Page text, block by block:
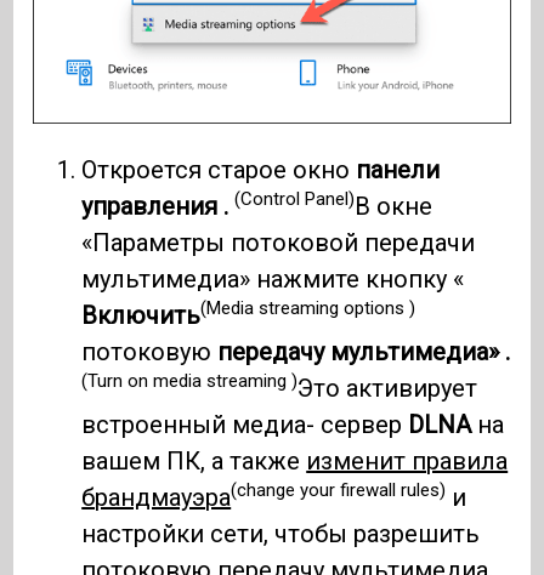
Откроется старое окно панели
управления .(Control Panel)В окне
«Параметры потоковой передачи
мультимедиа» нажмите кнопку «
Включить(Media streaming options )
потоковую передачу мультимедиа» .
(Turn on media streaming )Это активирует
встроенный медиа- сервер DLNAна
вашем ПК, а также изменит правила
брандмауэра(change your firewall rules) и
настройки сети, чтобы разрешить